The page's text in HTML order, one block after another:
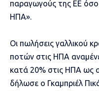
παραγωγούς της ΕΕ
ΗΠΑ».
Οι πωλήσεις γαλλικού
ποτών στις ΗΠΑ
κατά 20% στις ΗΠΑ ως
δήλωσε ο Γκαμπριέλ